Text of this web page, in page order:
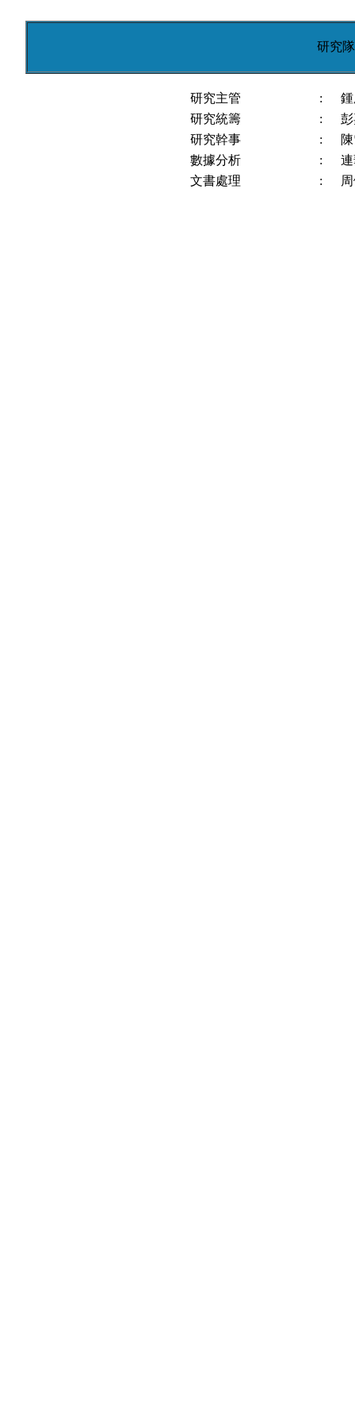
研究
研究主管 :
研究統籌
:
研究幹事
:
數據分析
:
文書處理
: